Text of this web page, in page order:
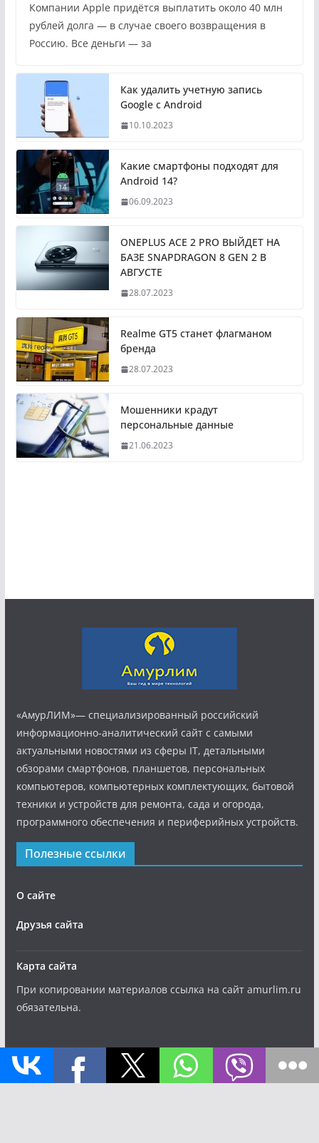
Компании Apple придётся выплатить около 40 млн
рублей долга — в случае своего возвращения в
Россию. Все деньги — за
Как удалить учетную запись
Google с Android
10.10.2023
Какие смартфоны подходят для
Android 14?
06.09.2023
ONEPLUS ACE 2 PRO ВЫЙДЕТ НА
БАЗЕ SNAPDRAGON 8 GEN 2 В
АВГУСТЕ
28.07.2023
Realme GT5 станет флагманом
бренда
28.07.2023
Мошенники крадут
персональные данные
21.06.2023
«АмурЛИМ»— специализированный российский
информационно-аналитический сайт с самыми
актуальными новостями из сферы IT, детальными
обзорами смартфонов, планшетов, персональных
компьютеров, компьютерных комплектующих, бытовой
техники и устройств для ремонта, сада и огорода,
программного обеспечения и периферийных устройств.
Полезные ссылки
О сайте
Друзья сайта
Карта сайта
При копировании материалов ссылка на сайт amurlim.ru
обязательна.